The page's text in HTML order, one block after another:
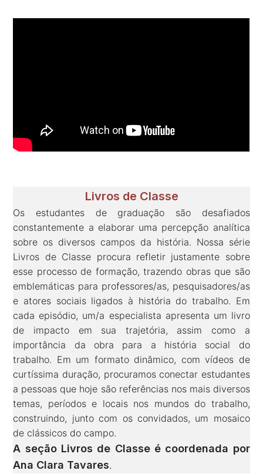
Livros de Classe
Os estudantes de graduação são desafiados
constantemente a elaborar uma percepção analítica
sobre os diversos campos da história. Nossa série
Livros de Classe procura refletir justamente sobre
esse processo de formação, trazendo obras que são
emblemáticas para professores/as, pesquisadores/as
e atores sociais ligados à história do trabalho. Em
cada episódio, um/a especialista apresenta um livro
de impacto em sua trajetória, assim como a
importância da obra para a história social do
trabalho. Em um formato dinâmico, com vídeos de
curtíssima duração, procuramos conectar estudantes
a pessoas que hoje são referências nos mais diversos
temas, períodos e locais nos mundos do trabalho,
construindo, junto com os convidados, um mosaico
de clássicos do campo.
A seção Livros de Classe é coordenada por
Ana Clara Tavares.